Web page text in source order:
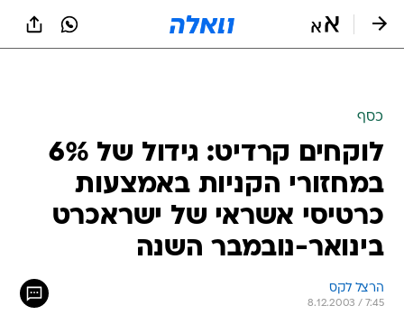
כסף
לוקחים קרדיט: גידול של 6%
במחזורי הקניות באמצעות
כרטיסי אשראי של ישראכרט
בינואר-נובמבר השנה
הרצל לקס
8.12.2003 / 7:45